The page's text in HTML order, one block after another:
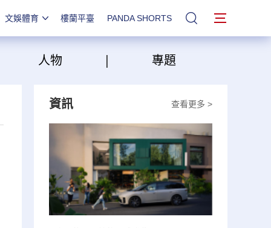
文娛體育 樓蘭平臺 PANDA SHORTS 站內搜索
人物 | 專題
查看更多 >
資訊